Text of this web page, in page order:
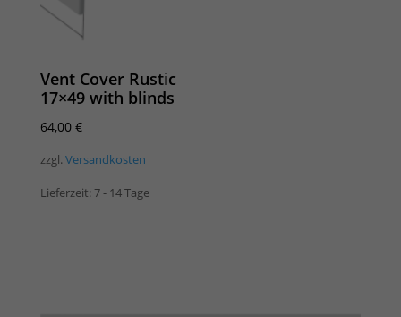
Vent Cover Rustic
17×49 with blinds
64,00 €
zzgl. Versandkosten
Lieferzeit: 7 - 14 Tage